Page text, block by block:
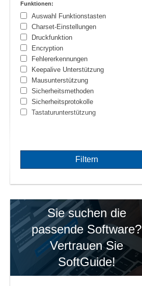
Funktionen:
Auswahl Funktionstasten
Charset-Einstellungen
Druckfunktion
Encryption
Fehlererkennungen
Keepalive Unterstützung
Mausunterstützung
Sicherheitsmethoden
Sicherheitsprotokolle
Tastaturunterstützung
Sie suchen die
passende Software?
Vertrauen Sie
SoftGuide!